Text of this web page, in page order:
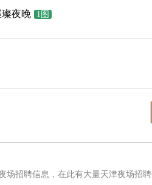
夜晚 1图
场招聘信息，在此有大量天津夜场招